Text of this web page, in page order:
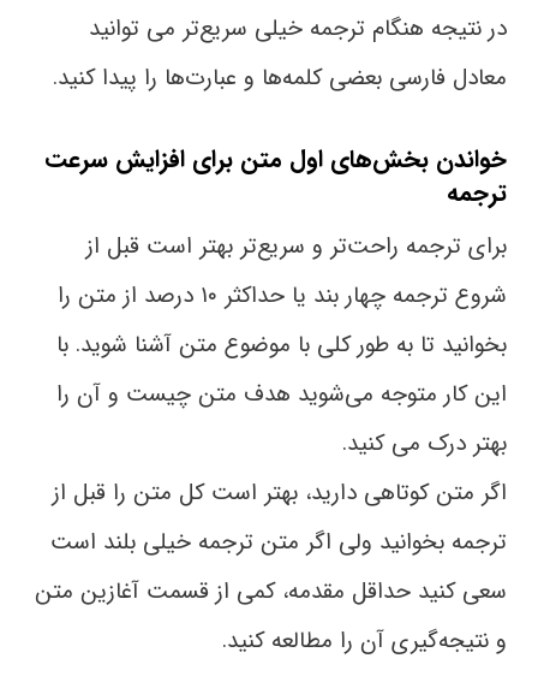
در نتیجه هنگام ترجمه خیلی سریع‌تر می توانید
معادل فارسی بعضی کلمه‌ها و عبارت‌ها را پیدا کنید.
خواندن بخش‌های اول متن برای افزایش سرعت
ترجمه
برای ترجمه راحت‌تر و سریع‌تر بهتر است قبل از
شروع ترجمه چهار بند یا حداکثر ۱۰ درصد از متن را
بخوانید تا به‌ طور کلی با موضوع متن آشنا شوید. با
این کار متوجه می‌شوید هدف متن چیست و آن را
بهتر درک می کنید.
اگر متن کوتاهی دارید، بهتر است کل متن را قبل از
ترجمه بخوانید ولی اگر متن ترجمه خیلی بلند است
سعی کنید حداقل مقدمه، کمی از قسمت آغازین متن
و نتیجه‌گیری آن را مطالعه کنید.